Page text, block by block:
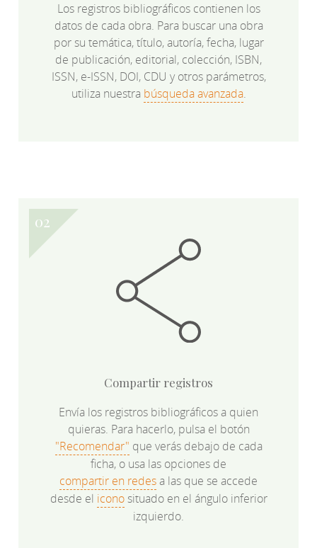
Los registros bibliográficos contienen los
datos de cada obra. Para buscar una obra
por su temática, título, autoría, fecha, lugar
de publicación, editorial, colección, ISBN,
ISSN, e-ISSN, DOI, CDU y otros parámetros,
utiliza nuestra búsqueda avanzada.
Compartir registros
Envía los registros bibliográficos a quien
quieras. Para hacerlo, pulsa el botón
"Recomendar" que verás debajo de cada
ficha, o usa las opciones de
compartir en redesa las que se accede
desde el iconosituado en el ángulo inferior
izquierdo.